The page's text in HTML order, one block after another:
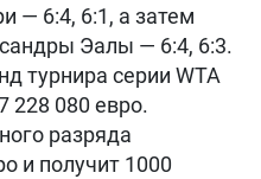
— 6:4, 6:1, а затем
Эалы — 6:4, 6:3.
турнира серии WTA
228 080 евро.
разряда
и получит 1000